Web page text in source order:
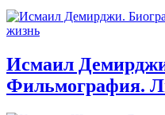
Исмаил
Фильмография.